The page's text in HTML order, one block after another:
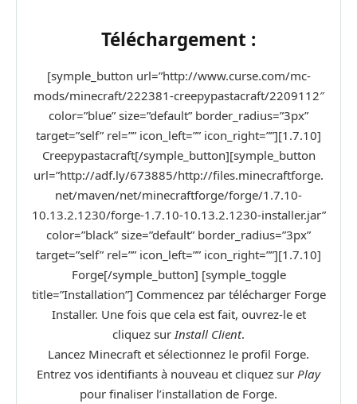
Téléchargement :
[symple_button url=”http://www.curse.com/mc-
mods/minecraft/222381-creepypastacraft/2209112″
color=”blue” size=”default” border_radius=”3px”
target=”self” rel=”” icon_left=”” icon_right=””][1.7.10]
Creepypastacraft[/symple_button][symple_button
url=”http://adf.ly/673885/http://files.minecraftforge.
net/maven/net/minecraftforge/forge/1.7.10-
10.13.2.1230/forge-1.7.10-10.13.2.1230-installer.jar”
color=”black” size=”default” border_radius=”3px”
target=”self” rel=”” icon_left=”” icon_right=””][1.7.10]
Forge[/symple_button] [symple_toggle
title=”Installation”] Commencez par télécharger Forge
Installer. Une fois que cela est fait, ouvrez-le et
cliquez sur Install Client.
Lancez Minecraft et sélectionnez le profil Forge.
Entrez vos identifiants à nouveau et cliquez sur Play
pour finaliser l’installation de Forge.